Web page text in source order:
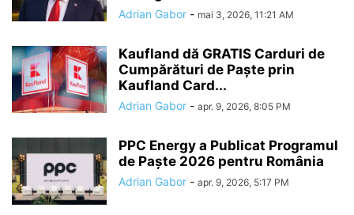
Adrian Gabor - mai 3, 2026, 11:21 AM
Kaufland dă GRATIS Carduri de
Cumpărături de Paște prin
Kaufland Card...
Adrian Gabor - apr. 9, 2026, 8:05 PM
PPC Energy a Publicat Programul
de Paște 2026 pentru România
Adrian Gabor - apr. 9, 2026, 5:17 PM